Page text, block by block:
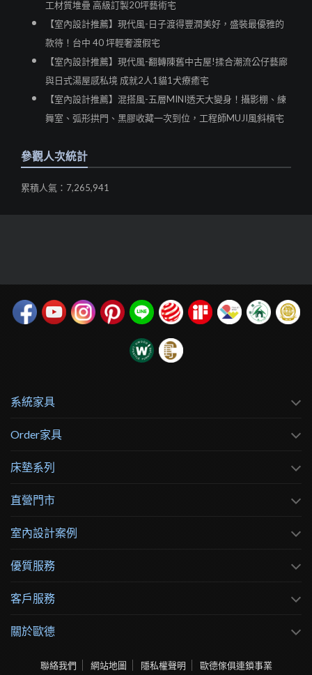
工材質堆疊 高級訂製20坪藝術宅
【室內設計推薦】現代風-日子渡得豐潤美好，盛裝最優雅的
款待！台中 40 坪輕奢渡假宅
【室內設計推薦】現代風-翻轉陳舊中古屋!揉合潮流公仔藝廊
與日式湯屋感私境 成就2人1貓1犬療癒宅
【室內設計推薦】混搭風-五層MINI透天大變身！攝影棚、練
舞室、弧形拱門、黑膠收藏一次到位，工程師MUJI風斜槓宅
參觀人次統計
累積人氣：7,265,941
系統家具
Order家具
床墊系列
直營門市
室內設計案例
優質服務
客戶服務
關於歐德
聯絡我們 網站地圖 隱私權聲明 歐德傢俱連鎖事業